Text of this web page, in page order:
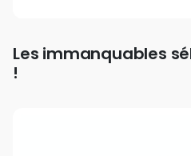
Les immanquables
!